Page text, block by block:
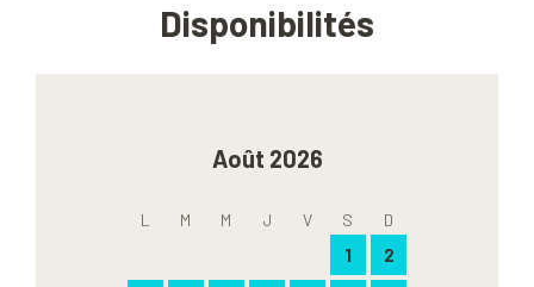
Disponibilités
Août 2026
L M M J V S D
1 2